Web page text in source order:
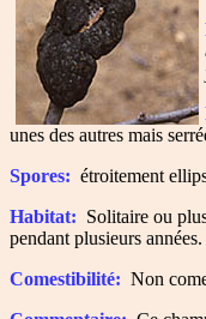
unes des autres mais
Spores: étroitement
Habitat: Solitaire ou
pendant plusieurs années.
Comestibilité: Non